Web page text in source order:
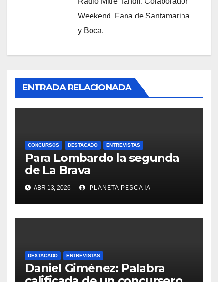
Weekend. Fana de Santamarina
y Boca.
ENTRADA RELACIONADA
CONCURSOS DESTACADO ENTREVISTAS
Para Lombardo la segunda
de La Brava
ABR 13, 2026 PLANETA PESCA IA
DESTACADO ENTREVISTAS
Daniel Giménez: Palabra